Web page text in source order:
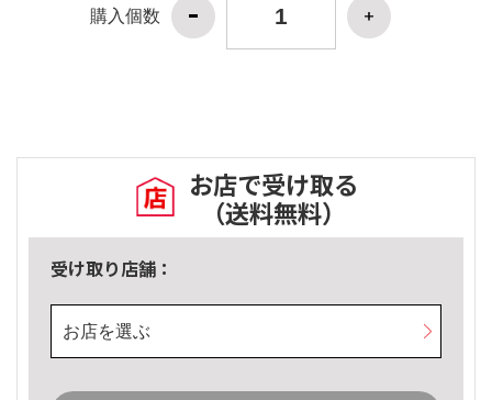
購入個数
お店で受け取る
（送料無料）
受け取り店舗：
お店を選ぶ